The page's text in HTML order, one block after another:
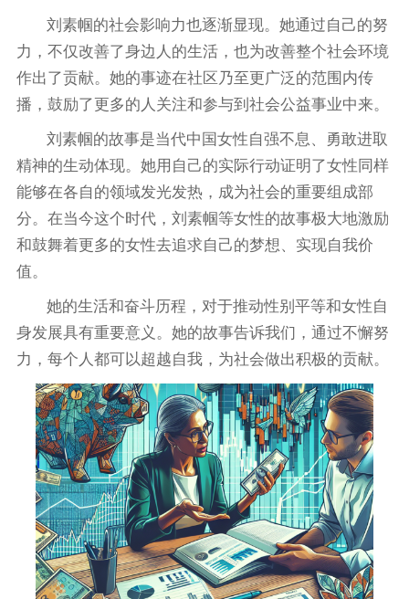
刘素帼的社会影响力也逐渐显现。她通过自己的努
力，不仅改善了身边人的生活，也为改善整个社会环境
作出了贡献。她的事迹在社区乃至更广泛的范围内传
播，鼓励了更多的人关注和参与到社会公益事业中来。
刘素帼的故事是当代中国女性自强不息、勇敢进取
精神的生动体现。她用自己的实际行动证明了女性同样
能够在各自的领域发光发热，成为社会的重要组成部
分。在当今这个时代，刘素帼等女性的故事极大地激励
和鼓舞着更多的女性去追求自己的梦想、实现自我价
值。
她的生活和奋斗历程，对于推动性别平等和女性自
身发展具有重要意义。她的故事告诉我们，通过不懈努
力，每个人都可以超越自我，为社会做出积极的贡献。